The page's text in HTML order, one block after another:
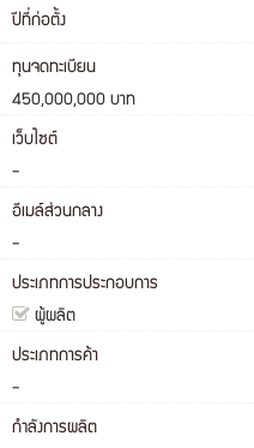
ปีที่ก่อตั้ง
ทุนจดทะเบียน
450,000,000 บาท
เว็บไซต์
-
อีเมล์ส่วนกลาง
-
ประเภทการประกอบการ
ผู้ผลิต
ประเภทการค้า
-
กำลังการผลิต